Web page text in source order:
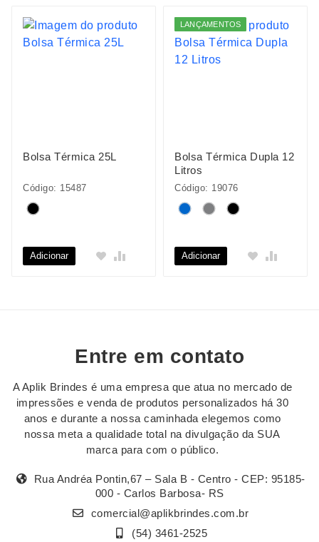
Bolsa Térmica 25L
Código: 15487
Adicionar
LANÇAMENTOS
Bolsa Térmica Dupla 12
Litros
Código: 19076
Adicionar
Entre em contato
A Aplik Brindes é uma empresa que atua no mercado de
impressões e venda de produtos personalizados há 30
anos e durante a nossa caminhada elegemos como
nossa meta a qualidade total na divulgação da SUA
marca para com o público.
Rua Andréa Pontin,67 – Sala B - Centro - CEP: 95185-
000 - Carlos Barbosa- RS
comercial@aplikbrindes.com.br
(54) 3461-2525